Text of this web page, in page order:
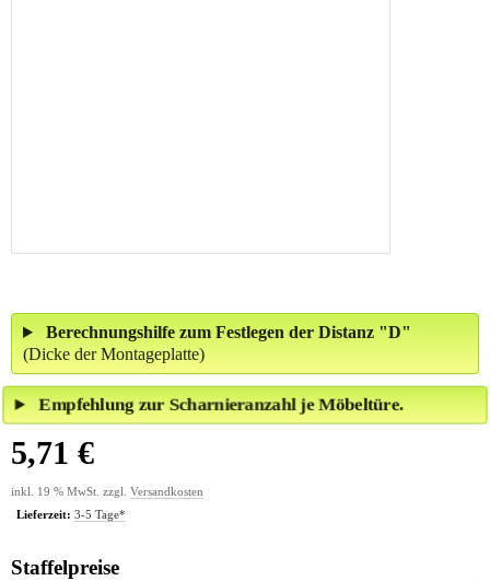
Berechnungshilfe zum Festlegen der Distanz "D"
(Dicke der Montageplatte)
Empfehlung zur Scharnieranzahl je Möbeltüre.
5,71 €
inkl. 19 % MwSt. zzgl. Versandkosten
Lieferzeit: 3-5 Tage*
Staffelpreise